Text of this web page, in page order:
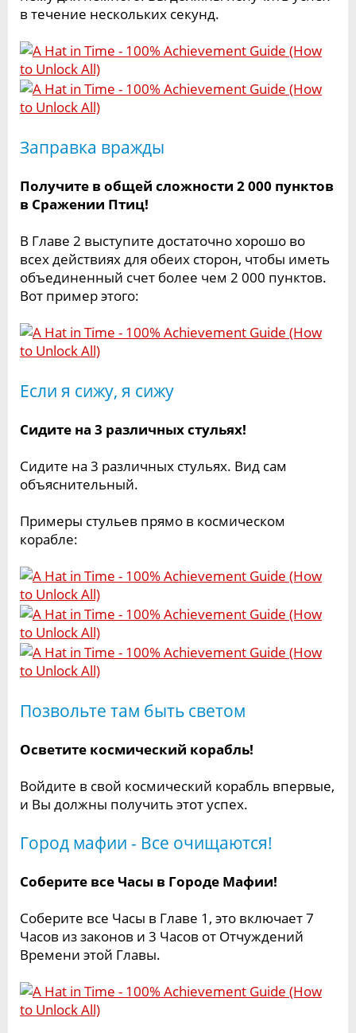
в течение нескольких секунд.
Заправка вражды
Получите в общей сложности 2 000 пунктов
в Сражении Птиц!
В Главе 2 выступите достаточно хорошо во
всех действиях для обеих сторон, чтобы иметь
объединенный счет более чем 2 000 пунктов.
Вот пример этого:
Если я сижу, я сижу
Сидите на 3 различных стульях!
Сидите на 3 различных стульях. Вид сам
объяснительный.
Примеры стульев прямо в космическом
корабле:
Позвольте там быть светом
Осветите космический корабль!
Войдите в свой космический корабль впервые,
и Вы должны получить этот успех.
Город мафии - Все очищаются!
Соберите все Часы в Городе Мафии!
Соберите все Часы в Главе 1, это включает 7
Часов из законов и 3 Часов от Отчуждений
Времени этой Главы.